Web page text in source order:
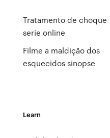
Tratamento de choque
serie online
Filme a maldição dos
esquecidos sinopse
Learn